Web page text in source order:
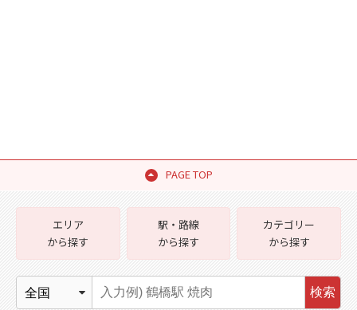
PAGE TOP
エリア
から探す
駅・路線
から探す
カテゴリー
から探す
検索